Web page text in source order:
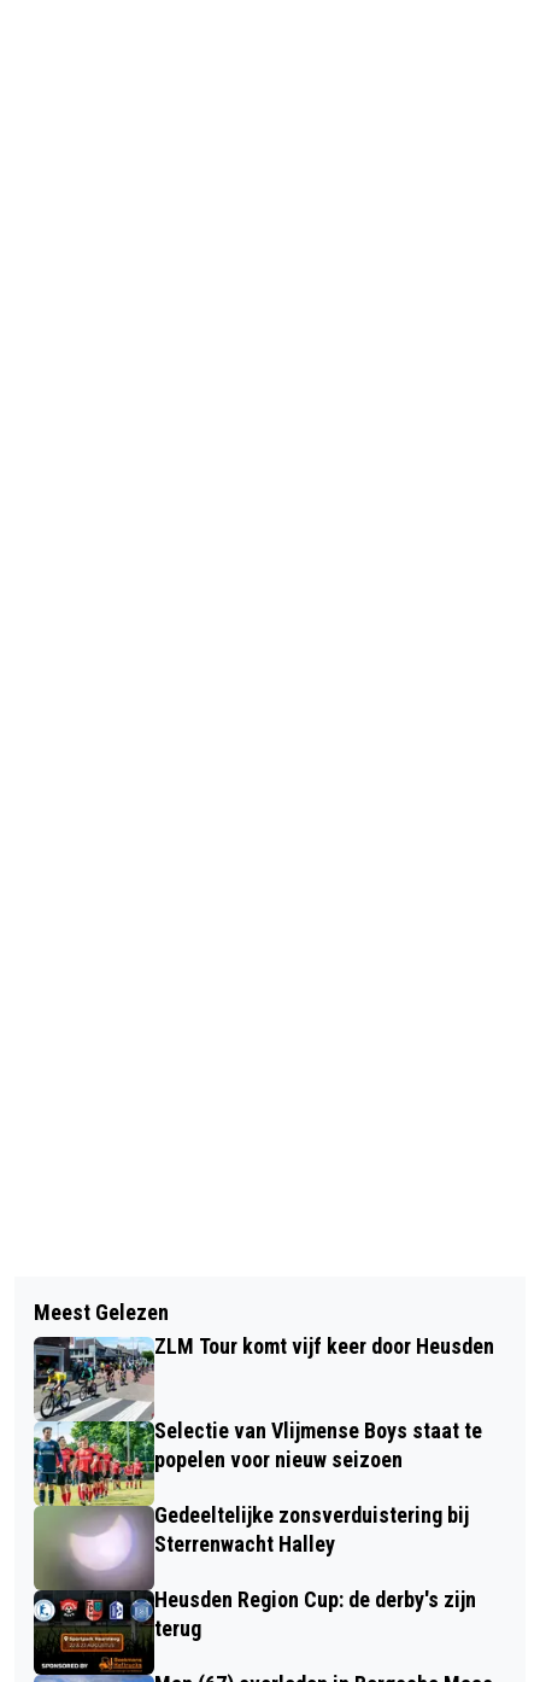
KEUKEN KAMPIOEN DIVISIE 8
AUGUSTUS VAN START
DOE MEE MET ONZE
KLEURWEDSTRIJD!
Meest Gelezen
ZLM Tour komt vijf keer door Heusden
Selectie van Vlijmense Boys staat te
popelen voor nieuw seizoen
Gedeeltelijke zonsverduistering bij
Sterrenwacht Halley
Heusden Region Cup: de derby's zijn
terug